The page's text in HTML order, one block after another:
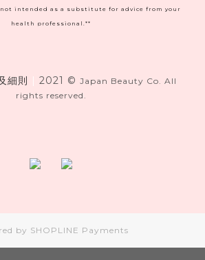
intended as a substitute for advice from your
health professional.**
細則 2021 © Japan Beauty Co. All
rights reserved.
by SHOPLINE Payments